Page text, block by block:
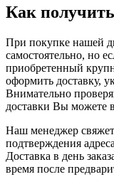
Как
При покупке нашей
самостоятельно, но
приобретенный
оформить доставку,
Внимательно
доставки Вы можете
Наш менеджер
подтверждения
Доставка в день
время после